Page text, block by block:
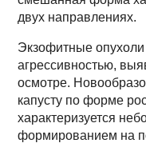
двух направлениях.
Экзофитные
агрессивностью,
осмотре.
капусту по форме
характеризуется
формированием на